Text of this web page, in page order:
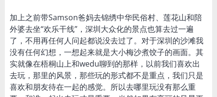
加上之前带Samson爸妈去锦绣中华民俗村、莲花山和陪
外婆去坐“欢乐干线”，深圳大众化的景点也算去过一遍
了，不用再任何人问起都说没去过了。对于深圳的沙滩我
没有任何幻想，一想起来就是大小梅沙煮饺子的画面。其
实就像在梧桐山上和wedu聊到的那样，以前我们喜欢出
去玩，那里的风景，那些玩的形式都不是重点，我们只是
喜欢和朋友待在一起的感觉。所以去哪里玩没有那么重